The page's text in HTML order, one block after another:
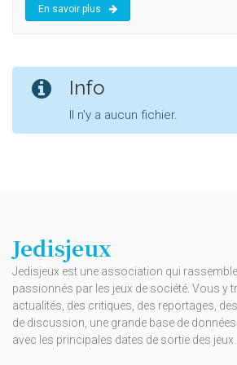
En savoir plus
Info
Il n'y a aucun fichier.
Jedisjeux
Jedisjeux est une association qui
passionnés par les jeux de société. Vous y
actualités, des critiques, des reportages,
de discussion, une grande base de
avec les principales dates de sortie des jeux.